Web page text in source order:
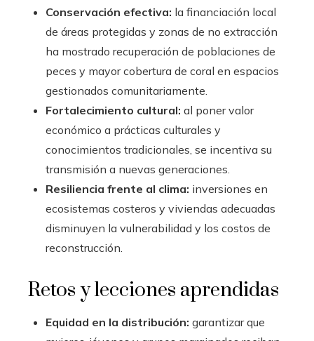
Conservación efectiva: la financiación local
de áreas protegidas y zonas de no extracción
ha mostrado recuperación de poblaciones de
peces y mayor cobertura de coral en espacios
gestionados comunitariamente.
Fortalecimiento cultural: al poner valor
económico a prácticas culturales y
conocimientos tradicionales, se incentiva su
transmisión a nuevas generaciones.
Resiliencia frente al clima: inversiones en
ecosistemas costeros y viviendas adecuadas
disminuyen la vulnerabilidad y los costos de
reconstrucción.
Retos y lecciones aprendidas
Equidad en la distribución: garantizar que